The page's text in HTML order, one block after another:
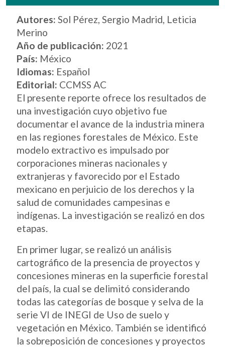
Autores: Sol Pérez, Sergio Madrid, Leticia
Merino
Año de publicación: 2021
País: México
Idiomas: Español
Editorial: CCMSS AC
El presente reporte ofrece los resultados de
una investigación cuyo objetivo fue
documentar el avance de la industria minera
en las regiones forestales de México. Este
modelo extractivo es impulsado por
corporaciones mineras nacionales y
extranjeras y favorecido por el Estado
mexicano en perjuicio de los derechos y la
salud de comunidades campesinas e
indígenas. La investigación se realizó en dos
etapas.
En primer lugar, se realizó un análisis
cartográfico de la presencia de proyectos y
concesiones mineras en la superficie forestal
del país, la cual se delimitó considerando
todas las categorías de bosque y selva de la
serie VI de INEGI de Uso de suelo y
vegetación en México. También se identificó
la sobreposición de concesiones y proyectos